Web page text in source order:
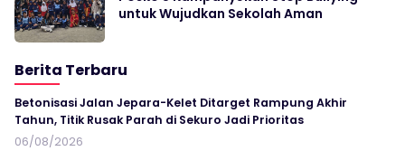
untuk Wujudkan Sekolah Aman
Berita Terbaru
Betonisasi Jalan Jepara-Kelet Ditarget Rampung Akhir
Tahun, Titik Rusak Parah di Sekuro Jadi Prioritas
06/08/2026